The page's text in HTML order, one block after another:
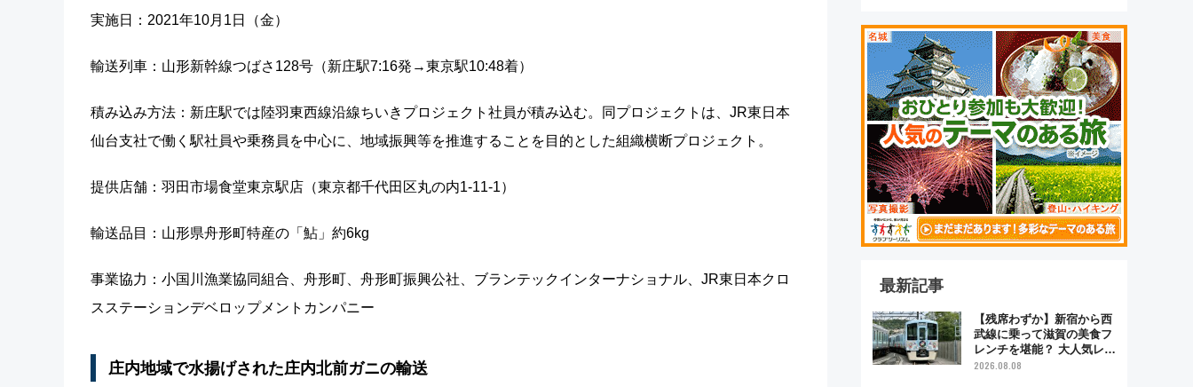
実施日：2021年10月1日（金）
輸送列車：山形新幹線つばさ128号（新庄駅7:16発→東京駅10:48着）
積み込み方法：新庄駅では陸羽東西線沿線ちいきプロジェクト社員が積み込む。同プロジェクトは、JR東日本
仙台支社で働く駅社員や乗務員を中心に、地域振興等を推進することを目的とした組織横断プロジェクト。
提供店舗：羽田市場食堂東京駅店（東京都千代田区丸の内1-11-1）
輸送品目：山形県舟形町特産の「鮎」約6kg
事業協力：小国川漁業協同組合、舟形町、舟形町振興公社、ブランテックインターナショナル、JR東日本クロ
スステーションデベロップメントカンパニー
庄内地域で水揚げされた庄内北前ガニの輸送
最新記事
【残席わずか】新宿から西
武線に乗って滋賀の美食フ
レンチを堪能？ 大人気レス
トラン列車「52席の至福」
2026.08.08